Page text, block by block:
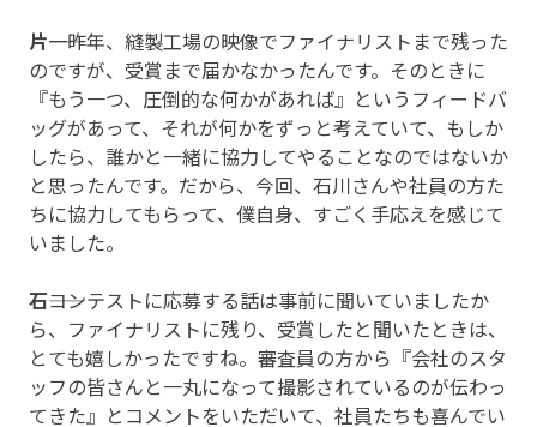
片――一昨年、縫製工場の映像でファイナリストまで残った
のですが、受賞まで届かなかったんです。そのときに
『もう一つ、圧倒的な何かがあれば』というフィードバ
ッグがあって、それが何かをずっと考えていて、もしか
したら、誰かと一緒に協力してやることなのではないか
と思ったんです。だから、今回、石川さんや社員の方た
ちに協力してもらって、僕自身、すごく手応えを感じて
いました。
石――コンテストに応募する話は事前に聞いていましたか
ら、ファイナリストに残り、受賞したと聞いたときは、
とても嬉しかったですね。審査員の方から『会社のスタ
ッフの皆さんと一丸になって撮影されているのが伝わっ
てきた』とコメントをいただいて、社員たちも喜んでい